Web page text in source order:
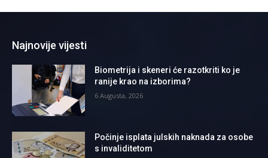
Najnovije vijesti
Biometrija i skeneri će razotkriti ko je
ranije krao na izborima?
6 Augusta, 2026
Počinje isplata julskih naknada za osobe
s invaliditetom